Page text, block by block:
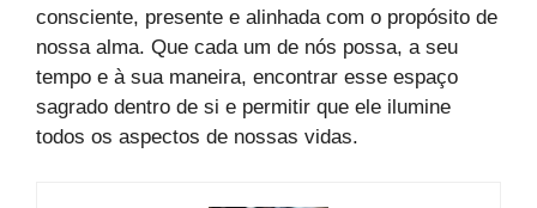
consciente, presente e alinhada com o propósito de
nossa alma. Que cada um de nós possa, a seu
tempo e à sua maneira, encontrar esse espaço
sagrado dentro de si e permitir que ele ilumine
todos os aspectos de nossas vidas.